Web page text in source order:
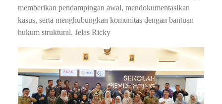
memberikan pendampingan awal, mendokumentasikan
kasus, serta menghubungkan komunitas dengan bantuan
hukum struktural. Jelas Ricky